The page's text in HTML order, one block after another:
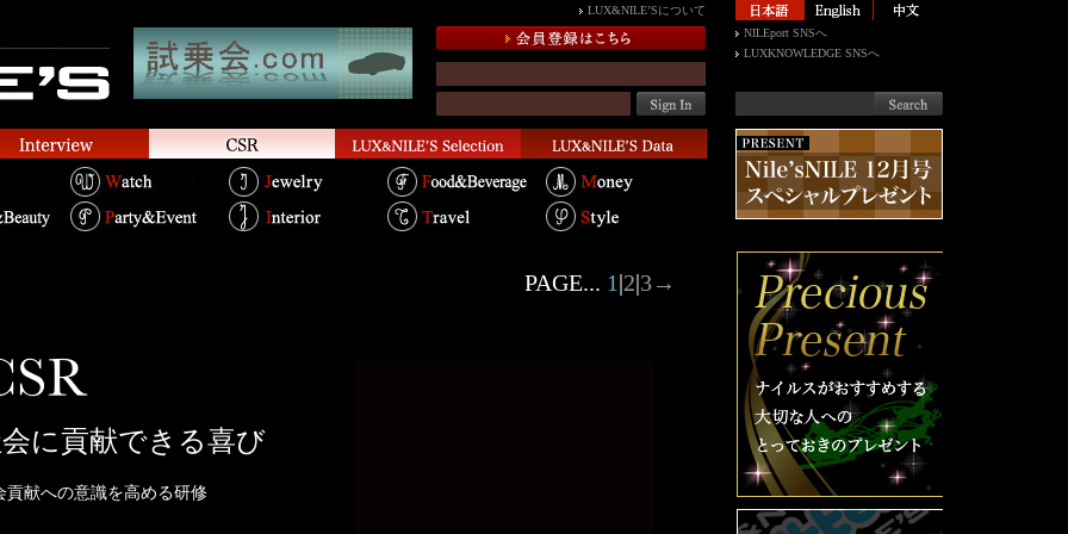
LUX&NILE’Sについて
NILEport SNSへ
LUXKNOWLEDGE SNSへ
PAGE... 1|2|3→
に貢献できる喜び
貢献への意識を高める研修